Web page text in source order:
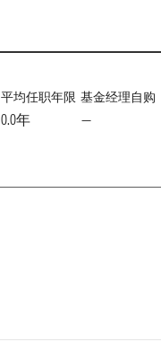
平均任职年限
0.0年
基金经理自购
—